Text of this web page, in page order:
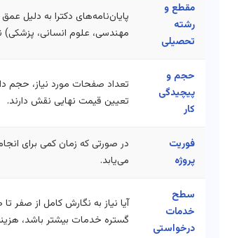
مقطع و
رشته
تحصیلی
پایان‌نامه‌های دکترا به دلیل
مهندسی، علوم انسانی،
حجم و
پیچیدگی
کار
تعداد صفحات مورد نیاز، حجم
تعیین قیمت نهایی نقش دارند.
فوریت
پروژه
در صورتی که زمان کمی برای
می‌یابد.
سطح
خدمات
درخواستی
آیا نیاز به نگارش کامل از
گستره خدمات بیشتر باشد،